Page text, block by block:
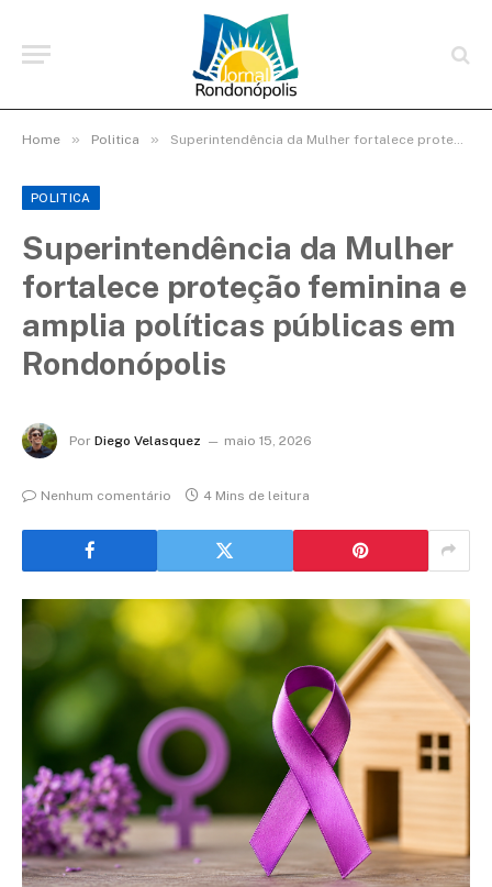
Home » Politica » Superintendência da Mulher fortalece proteção feminina e amplia políticas públicas em Rondonópolis
POLITICA
Superintendência da Mulher
fortalece proteção feminina e
amplia políticas públicas em
Rondonópolis
Por Diego Velasquez maio 15, 2026
Nenhum comentário 4 Mins de leitura